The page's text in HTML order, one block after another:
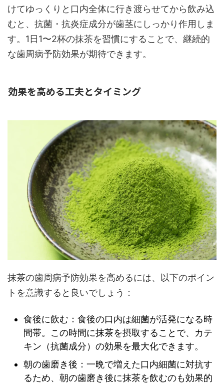
けてゆっくりと口内全体に行き渡らせてから飲み込
むと、抗菌・抗炎症成分が歯茎にしっかり作用しま
す。1日1〜2杯の抹茶を習慣にすることで、継続的
な歯周病予防効果が期待できます。
効果を高める工夫とタイミング
抹茶の歯周病予防効果を高めるには、以下のポイン
トを意識すると良いでしょう：
食後に飲む：食後の口内は細菌が活発になる時
間帯。この時間に抹茶を摂取することで、カテ
キン（抗菌成分）の効果を最大化できます。
朝の歯磨き後：一晩で増えた口内細菌に対抗す
るため、朝の歯磨き後に抹茶を飲むのも効果的